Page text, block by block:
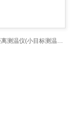
EC8300L远距离测温仪(小目标测温仪、300°35米）_远